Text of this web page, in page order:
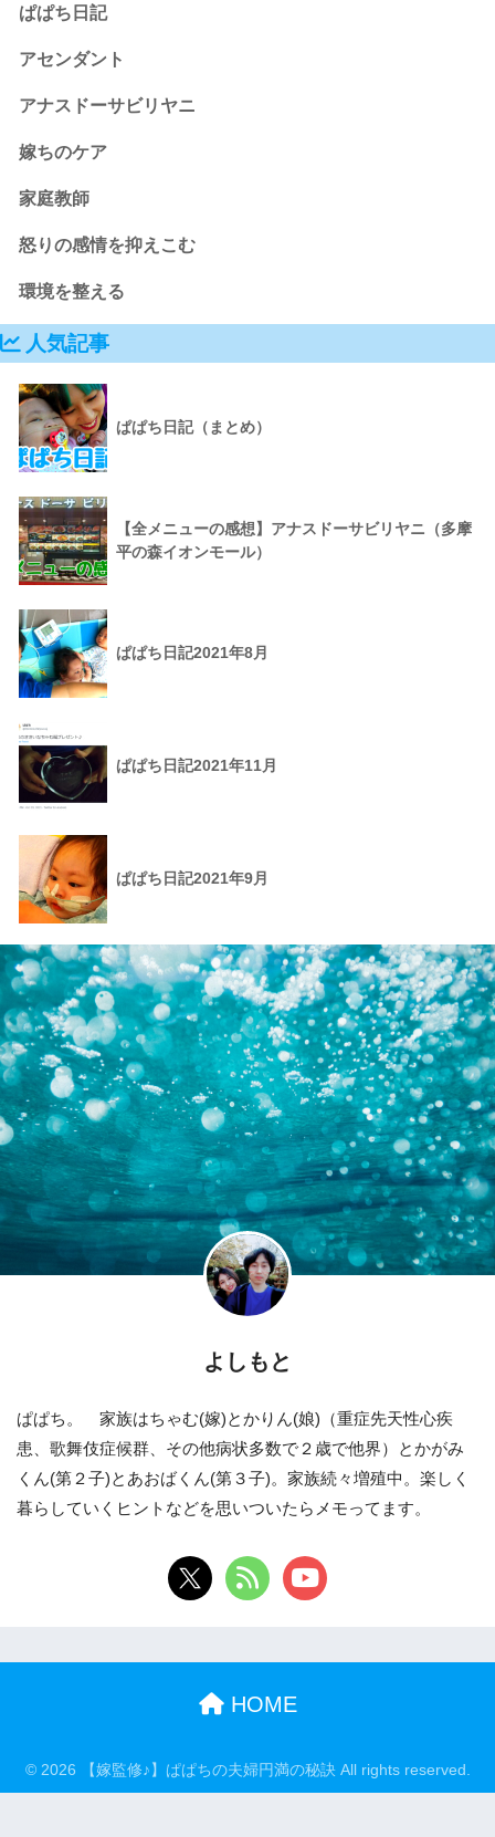
ぱぱち日記
アセンダント
アナスドーサビリヤニ
嫁ちのケア
家庭教師
怒りの感情を抑えこむ
環境を整える
人気記事
ぱぱち日記（まとめ）
【全メニューの感想】アナスドーサビリヤニ（多摩
平の森イオンモール）
ぱぱち日記2021年8月
ぱぱち日記2021年11月
ぱぱち日記2021年9月
よしもと
ぱぱち。 家族はちゃむ(嫁)とかりん(娘)（重症先天性心疾
患、歌舞伎症候群、その他病状多数で２歳で他界）とかがみ
くん(第２子)とあおばくん(第３子)。家族続々増殖中。楽しく
暮らしていくヒントなどを思いついたらメモってます。
HOME
© 2026 【嫁監修♪】ぱぱちの夫婦円満の秘訣 All rights reserved.